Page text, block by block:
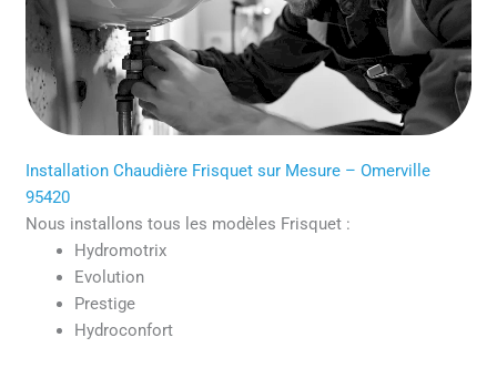
Installation Chaudière Frisquet sur Mesure – Omerville
95420
Nous installons tous les modèles Frisquet :
Hydromotrix
Evolution
Prestige
Hydroconfort